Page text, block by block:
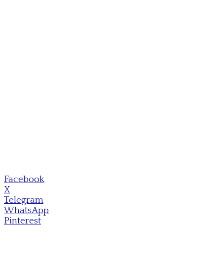
Facebook
X
Telegram
WhatsApp
Pinterest